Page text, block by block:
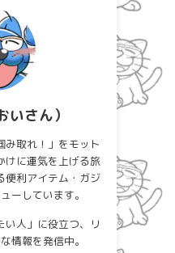
いさん）
み取れ！」をモット
けに運気を上げる旅
便利アイテム・ガジ
ーしています。
い人」に役立つ、リ
情報を発信中。